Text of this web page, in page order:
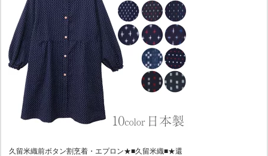
久留米織前ボタン割烹着・エプロン★■久留米織■★還